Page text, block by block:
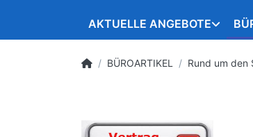
AKTUELLE ANGEBOTE
BÜROARTIKEL Rund um den